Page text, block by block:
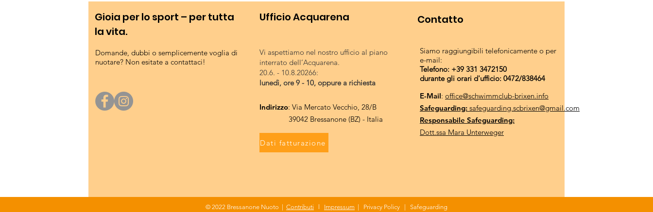
Gioia per lo sport – per tutta
la vita.
Domande, dubbi o semplicemente voglia di
nuotare? Non esitate a contattaci!
Ufficio Acquarena
Vi aspettiamo nel nostro ufficio al piano
interrato dell’Acquarena.
20.6. - 10.8.20266:
lunedì, ore 9 - 10, oppure a richiesta
Indirizzo: Via Mercato Vecchio, 28/B
39042 Bressanone (BZ) - Italia
Dati fatturazione
Contatto
Siamo raggiungibili telefonicamente o per
e-mail:
Telefono: +39 331 3472150
durante gli orari d'ufficio: 0472/838464
E-Mail: office@schwimmclub-brixen.info
Safeguarding: safeguarding.scbrixen@gmail.com
Responsabile Safeguarding:
Dott.ssa Mara Unterweger
© 2022 Bressanone Nuoto | Contributi Impressum | Privacy Policy | Safeguarding